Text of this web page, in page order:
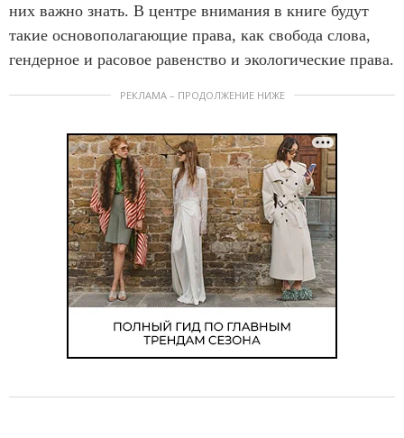
них важно знать. В центре внимания в книге будут
такие основополагающие права, как свобода слова,
гендерное и расовое равенство и экологические права.
РЕКЛАМА – ПРОДОЛЖЕНИЕ НИЖЕ